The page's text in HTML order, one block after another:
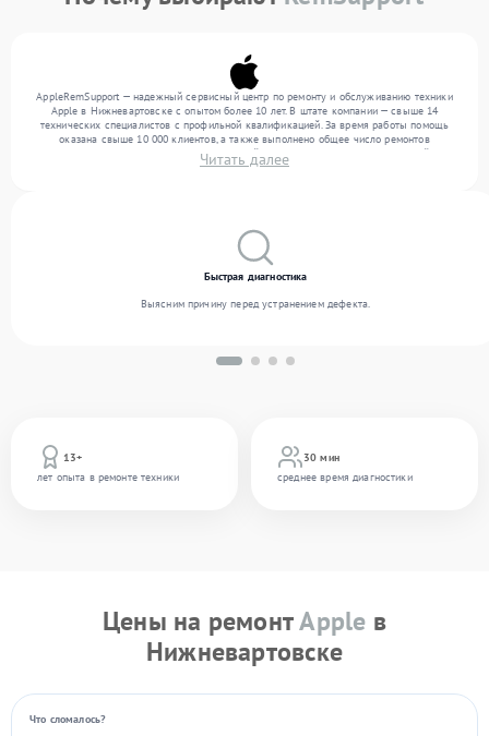
AppleRemSupport — надежный сервисный центр по ремонту и обслуживанию техники
Apple в Нижневартовске с опытом более 10 лет. В штате компании — свыше 14
технических специалистов с профильной квалификацией. За время работы помощь
оказана свыше 10 000 клиентов, а также выполнено общее число ремонтов
превысило 12 000. Ежемесячно в сервисный центр поступает более 300 устройств,
включая , , . Мы беремся за задачи любой сложности и обеспечиваем надежный
Читать далее
13+
лет опыта в ремонте техники
30 мин
среднее время диагностики
Быстрая диагностика
Выясним причину перед устранением дефекта.
Цены на ремонтApple в
Нижневартовске
Что сломалось?